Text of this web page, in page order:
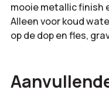
mooie metallic finish
Alleen voor koud
op de dop en fles,